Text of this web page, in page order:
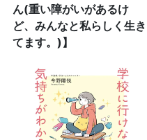
ん(重い障がいがあるけ
ど、みんなと私らしく生き
てます。)】